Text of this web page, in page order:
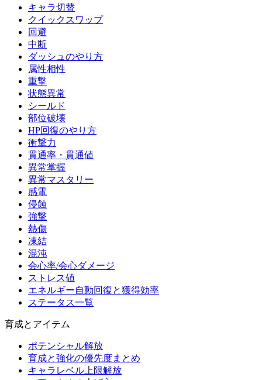
キャラ切替
クイックスワップ
回避
中断
ダッシュのやり方
属性相性
重撃
状態異常
シールド
部位破壊
HP回復のやり方
衝撃力
貫通率・貫通値
異常掌握
異常マスタリー
感電
侵蝕
強撃
熱傷
凍結
混沌
会心率/会心ダメージ
ストレス値
エネルギー自動回復と獲得効率
ステータス一覧
育成とアイテム
ポテンシャル解放
育成と強化の優先度まとめ
キャラレベル上限解放